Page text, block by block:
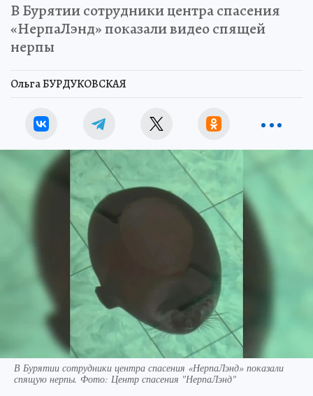
В Бурятии сотрудники центра спасения
«НерпаЛэнд» показали видео спящей
нерпы
Ольга БУРДУКОВСКАЯ
В Бурятии сотрудники центра спасения «НерпаЛэнд» показали
спящую нерпы. Фото: Центр спасения "НерпаЛэнд"